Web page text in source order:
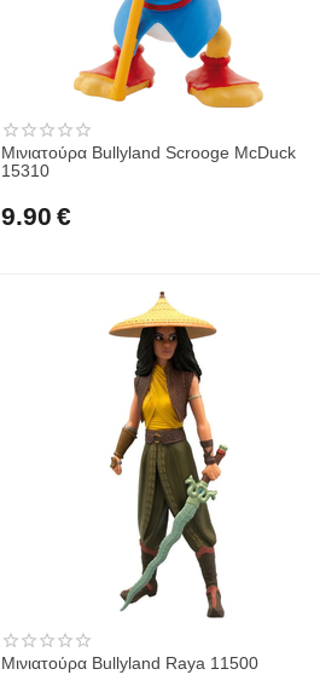
Μινιατούρα Bullyland Scrooge McDuck
15310
9.90 €
Μινιατούρα Bullyland Raya 11500